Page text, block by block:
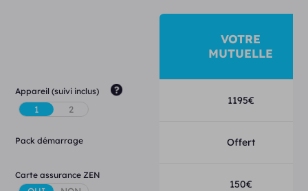
VOTRE
MUTUELLE
Appareil (suivi inclus)
1195€
Pack démarrage Offert
Carte assurance ZEN
150€